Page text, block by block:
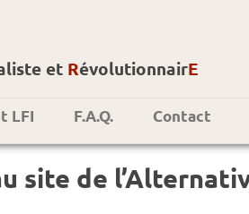
et RévolutionnairE
LFI F.A.Q. Contact
site de